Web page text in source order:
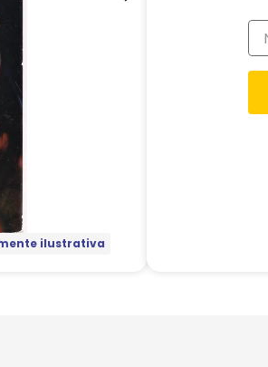
ilustrativa